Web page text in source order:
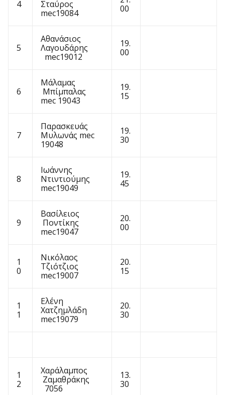
4
Σταύρος
mec19084
00
5
Αθανάσιος
Λαγουδάρης
mec19012
19.
00
6
Μάλαμας
Μπίμπαλας
mec 19043
19.
15
7
Παρασκευάς
Μυλωνάς mec
19048
19.
30
8
Ιωάννης
Ντιντιούμης
mec19049
19.
45
9
Βασίλειος
Ποντίκης
mec19047
20.
00
1
0
Νικόλαος
Τζιότζιος
mec19007
20.
15
1
1
Ελένη
Χατζημλάδη
mec19079
20.
30
1
2
Χαράλαμπος
Ζαμαθράκης
7056
13.
30